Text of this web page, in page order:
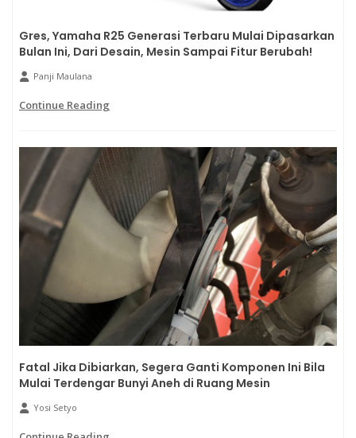
Gres, Yamaha R25 Generasi Terbaru Mulai Dipasarkan
Bulan Ini, Dari Desain, Mesin Sampai Fitur Berubah!
Panji Maulana
Continue Reading
Fatal Jika Dibiarkan, Segera Ganti Komponen Ini Bila
Mulai Terdengar Bunyi Aneh di Ruang Mesin
Yosi Setyo